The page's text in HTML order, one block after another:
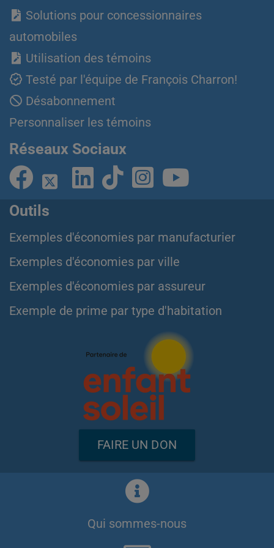
Solutions pour concessionnaires
automobiles
Utilisation des témoins
Testé par l'équipe de François Charron!
Désabonnement
Personnaliser les témoins
Réseaux Sociaux
Outils
Exemples d'économies par manufacturier
Exemples d'économies par ville
Exemples d'économies par assureur
Exemple de prime par type d'habitation
FAIRE UN DON
Qui sommes-nous